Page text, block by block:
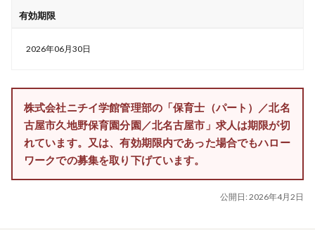
有効期限
2026年06月30日
株式会社ニチイ学館管理部の「保育士（パート）／北名
古屋市久地野保育園分園／北名古屋市」求人は期限が切
れています。又は、有効期限内であった場合でもハロー
ワークでの募集を取り下げています。
公開日: 2026年4月2日